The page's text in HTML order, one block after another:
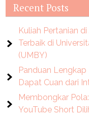
Recent Posts
Kuliah Pertanian
Terbaik di
(UMBY)
Panduan
Dapat Cuan dari
Membongkar
YouTube Short